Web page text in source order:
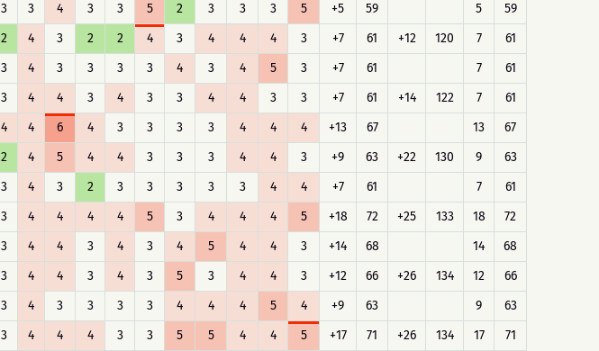
3 3 4 3 3 5 2 3 3 3 5 +5 59 5
59
2 4 3 2 2 4 3 4 4 4 3 +7 61 +12 120 7
61
3 4 3 3 3 3 4 3 4 5 3 +7 61 7
61
3 4 4 3 4 3 3 4 4 3 3 +7 61 +14 122 7
61
4 4 6 4 3 3 3 3 4 4 4 +13 67 13
67
2 4 5 4 4 3 3 3 4 4 3 +9 63 +22 130 9
63
3 4 3 2 3 3 3 3 3 4 4 +7 61 7
61
3 4 4 4 4 5 3 4 4 4 5 +18 72 +25 133 18
72
3 4 4 3 4 3 4 5 4 4 3 +14 68 14
68
3 4 4 3 4 3 5 3 4 4 3 +12 66 +26 134 12
66
3 4 3 3 3 3 4 4 4 5 4 +9 63 9
63
3 4 4 4 3 3 5 5 4 4 5 +17 71 +26 134 17
71